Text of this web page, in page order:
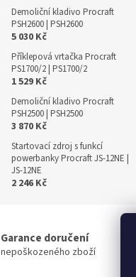
Demoliční kladivo Procraft
PSH2600 | PSH2600
5 030 Kč
Příklepová vrtačka Procraft
PS1700/2 | PS1700/2
1 529 Kč
Demoliční kladivo Procraft
PSH2500 | PSH2500
3 870 Kč
Startovací zdroj s funkcí
powerbanky Procraft JS-12NE |
JS-12NE
2 246 Kč
Garance doručení
nepoškozeného zboží